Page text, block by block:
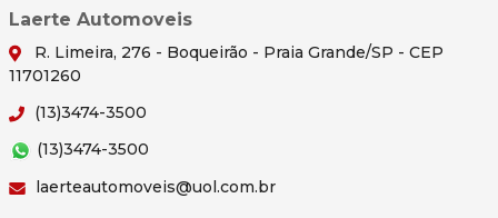
Laerte Automoveis
R. Limeira, 276 - Boqueirão - Praia Grande/SP - CEP
11701260
(13)3474-3500
(13)3474-3500
laerteautomoveis@uol.com.br